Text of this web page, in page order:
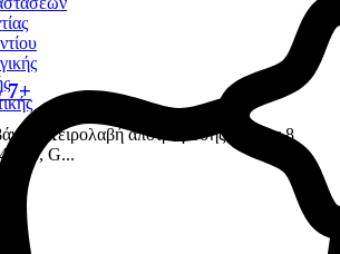
7+
: Χειρολαβή αποτρύγωσης με φως 8
G5, G...